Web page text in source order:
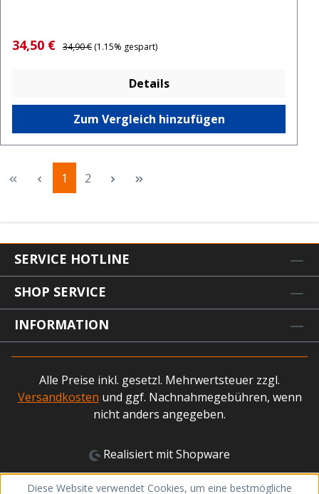
Verkaufspreis:
34,50 € Regulärer Preis:
34,90 € (1.15% gespart)
Details
Zum Vergleich hinzufügen
Seite
1 Seite
2
SERVICE HOTLINE
SHOP SERVICE
INFORMATION
Alle Preise inkl. gesetzl. Mehrwertsteuer zzgl.
Versandkosten und ggf. Nachnahmegebühren, wenn
nicht anders angegeben.
Realisiert mit Shopware
Diese Website verwendet Cookies, um eine bestmögliche